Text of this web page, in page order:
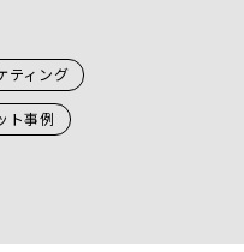
ティング
ト事例